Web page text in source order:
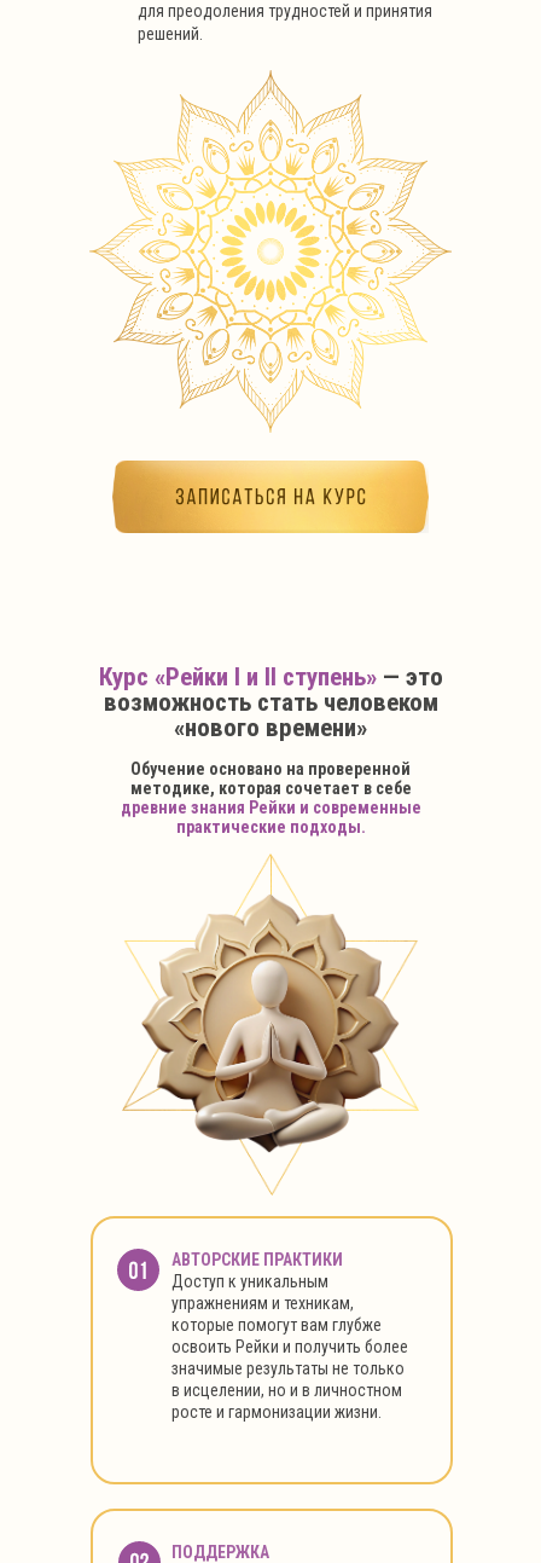
для преодоления трудностей и принятия
решений.
Курс «Рейки I и II ступень» — это
возможность стать человеком
«нового времени»
Обучение основано на проверенной
методике, которая сочетает в себе
древние знания Рейки и современные
практические подходы.
АВТОРСКИЕ ПРАКТИКИ
Доступ к уникальным
упражнениям и техникам,
которые помогут вам глубже
освоить Рейки и получить более
значимые результаты не только
в исцелении, но и в личностном
росте и гармонизации жизни.
ПОДДЕРЖКА